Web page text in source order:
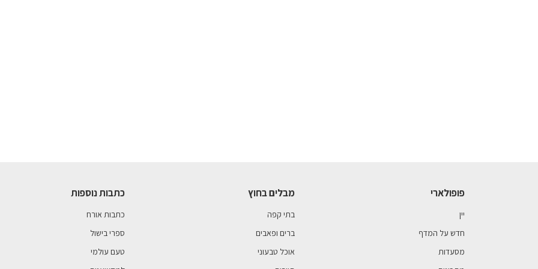
פופולארי
יין
חדש על המדף
מסעדות
מבלים בחוץ
בתי קפה
ברים ופאבים
אוכל טבעוני
כתבות נוספות
כתבות אורח
ספרי בישול
טעם עולמי